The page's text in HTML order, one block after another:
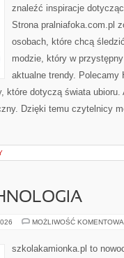
znaleźć inspiracje
Strona pralniafoka.com.pl
osobach, które chcą
modzie, który w
aktualne trendy. Polecamy
które dotyczą świata
Dzięki temu czytelnicy
MOŻLIWOŚĆ
szkolakamionka.pl to